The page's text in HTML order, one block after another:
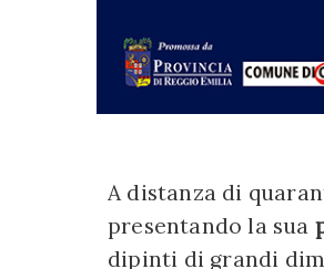
A distanza di
presentando la sua
dipinti di grandi